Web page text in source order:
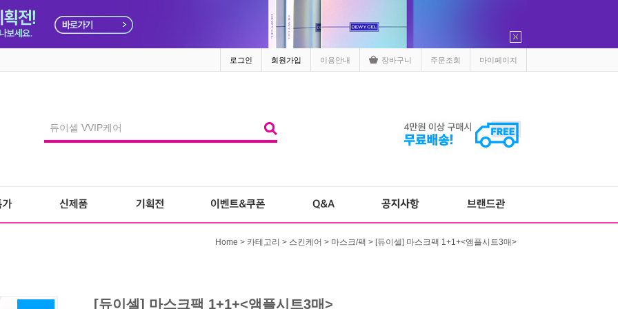
로그인 회원가입 이용안내 장바구니 주문조회 마이페이지
Home > 카테고리 > 스킨케어 > 마스크/팩 > [듀이셀] 마스크팩 1+1+<앰플시트3매>
[듀이셀] 마스크팩 1+1+<앰플시트3매>